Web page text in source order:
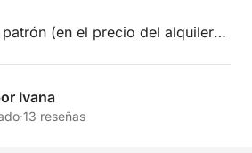
(en el precio del alquiler)
un día en el mar con
de Krk.
Ivana
·13 reseñas